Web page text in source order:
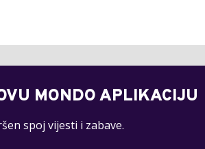
MONDO APLIKACIJU
spoj vijesti i zabave.